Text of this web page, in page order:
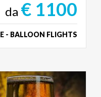
da € 1100
- BALLOON FLIGHTS